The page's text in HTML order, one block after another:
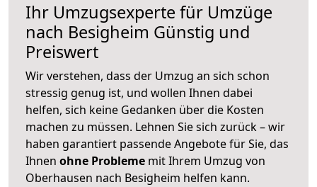
Ihr Umzugsexperte für Umzüge
nach Besigheim Günstig und
Preiswert
Wir verstehen, dass der Umzug an sich schon
stressig genug ist, und wollen Ihnen dabei
helfen, sich keine Gedanken über die Kosten
machen zu müssen. Lehnen Sie sich zurück – wir
haben garantiert passende Angebote für Sie, das
Ihnen ohne Probleme mit Ihrem Umzug von
Oberhausen nach Besigheim helfen kann.